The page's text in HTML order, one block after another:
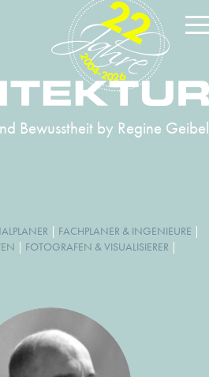
Bewusstheit by Regine Geibel
2004-2026
22
| FACHPLANER & INGENIEURE |
| FOTOGRAFEN & VISUALISIERER |